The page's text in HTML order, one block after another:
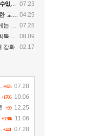
07.23
요
04.29
07.28
다…
08.09
증
02.17
강화
+675 07.28
+1706 10.06
+99 12.25
+1706 11.06
+441 07.28